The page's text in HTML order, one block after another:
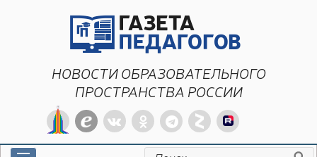
НОВОСТИ ОБРАЗОВАТЕЛЬНОГО
ПРОСТРАНСТВА РОССИИ